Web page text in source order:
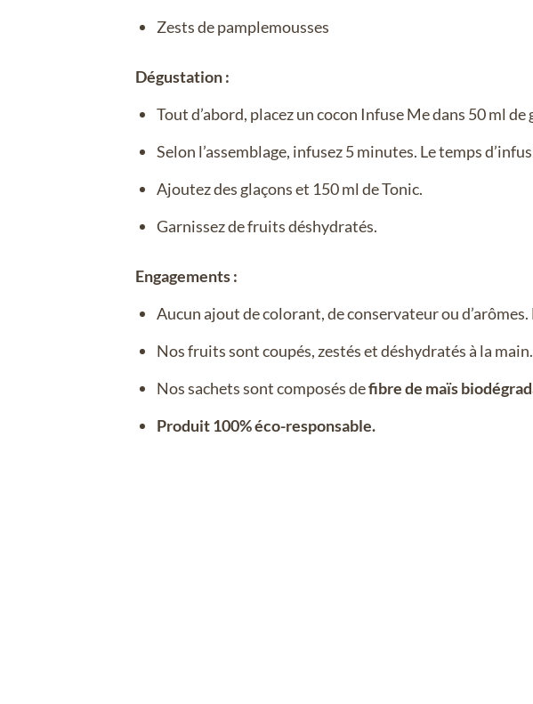
Zests de pamplemousses
Dégustation :
Tout d’abord, placez un cocon Infuse Me dans 50 ml de
Selon l’assemblage, infusez 5 minutes. Le temps
Ajoutez des glaçons et 150 ml de Tonic.
Garnissez de fruits déshydratés.
Engagements :
Aucun ajout de colorant, de conservateur ou
Nos fruits sont coupés, zestés et déshydratés à la
Nos sachets sont composés defibre de maïs
Produit 100% éco-responsable.